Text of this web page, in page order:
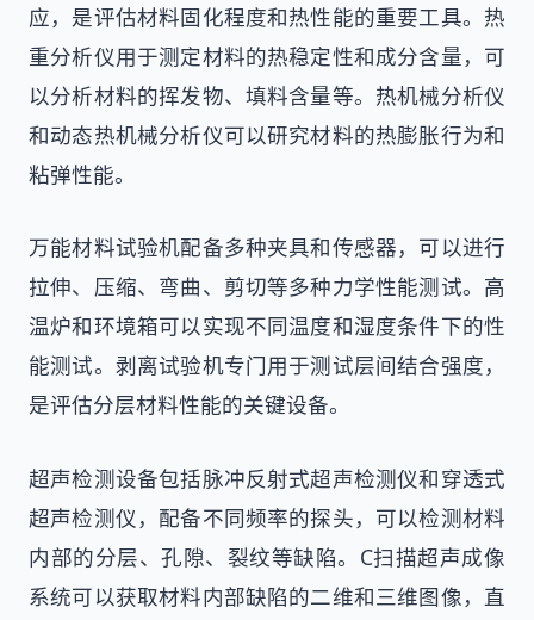
应，是评估材料固化程度和热性能的重要工具。热
重分析仪用于测定材料的热稳定性和成分含量，可
以分析材料的挥发物、填料含量等。热机械分析仪
和动态热机械分析仪可以研究材料的热膨胀行为和
粘弹性能。
万能材料试验机配备多种夹具和传感器，可以进行
拉伸、压缩、弯曲、剪切等多种力学性能测试。高
温炉和环境箱可以实现不同温度和湿度条件下的性
能测试。剥离试验机专门用于测试层间结合强度，
是评估分层材料性能的关键设备。
超声检测设备包括脉冲反射式超声检测仪和穿透式
超声检测仪，配备不同频率的探头，可以检测材料
内部的分层、孔隙、裂纹等缺陷。C扫描超声成像
系统可以获取材料内部缺陷的二维和三维图像，直